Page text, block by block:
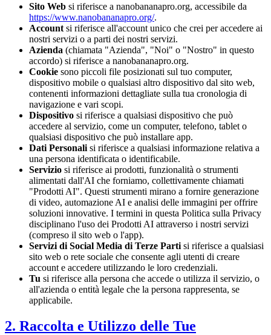
Sito Web si riferisce a nanobananapro.org, accessibile da
https://www.nanobananapro.org/.
Account si riferisce all'account unico che crei per accedere ai
nostri servizi o a parti dei nostri servizi.
Azienda (chiamata "Azienda", "Noi" o "Nostro" in questo
accordo) si riferisce a nanobananapro.org.
Cookie sono piccoli file posizionati sul tuo computer,
dispositivo mobile o qualsiasi altro dispositivo dal sito web,
contenenti informazioni dettagliate sulla tua cronologia di
navigazione e vari scopi.
Dispositivo si riferisce a qualsiasi dispositivo che può
accedere al servizio, come un computer, telefono, tablet o
qualsiasi dispositivo che può installare app.
Dati Personali si riferisce a qualsiasi informazione relativa a
una persona identificata o identificabile.
Servizio si riferisce ai prodotti, funzionalità o strumenti
alimentati dall'AI che forniamo, collettivamente chiamati
"Prodotti AI". Questi strumenti mirano a fornire generazione
di video, automazione AI e analisi delle immagini per offrire
soluzioni innovative. I termini in questa Politica sulla Privacy
disciplinano l'uso dei Prodotti AI attraverso i nostri servizi
(compreso il sito web o l'app).
Servizi di Social Media di Terze Parti si riferisce a qualsiasi
sito web o rete sociale che consente agli utenti di creare
account e accedere utilizzando le loro credenziali.
Tu si riferisce alla persona che accede o utilizza il servizio, o
all'azienda o entità legale che la persona rappresenta, se
applicabile.
2. Raccolta e Utilizzo delle Tue